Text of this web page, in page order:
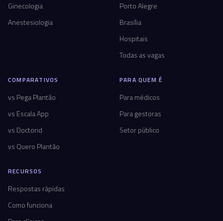
Ginecologia
Anestesiologia
Porto Alegre
Brasília
Hospitais
Todas as vagas
COMPARATIVOS
vs Pega Plantão
vs Escala App
vs Doctorid
vs Quero Plantão
PARA QUEM É
Para médicos
Para gestoras
Setor público
RECURSOS
Respostas rápidas
Como funciona